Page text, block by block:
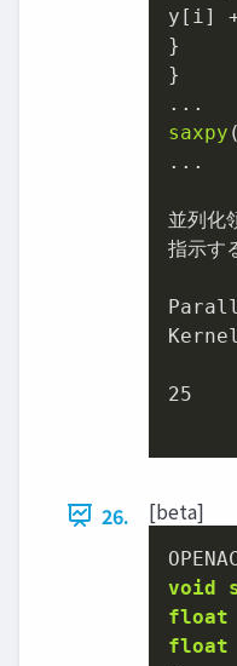
y[i]
}
}
saxpy
...
並列化
指示す
25
26. [beta]
void
float
float